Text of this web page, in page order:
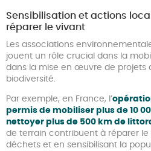
Sensibilisation et actions
réparer le vivant
Les associations
jouent un rôle crucial dans la
dans la mise en œuvre de projets
biodiversité.
Par exemple, en France, l’
permis de mobiliser plus de 10
nettoyer plus de 500 km de
de terrain contribuent à réparer
déchets et en sensibilisant la